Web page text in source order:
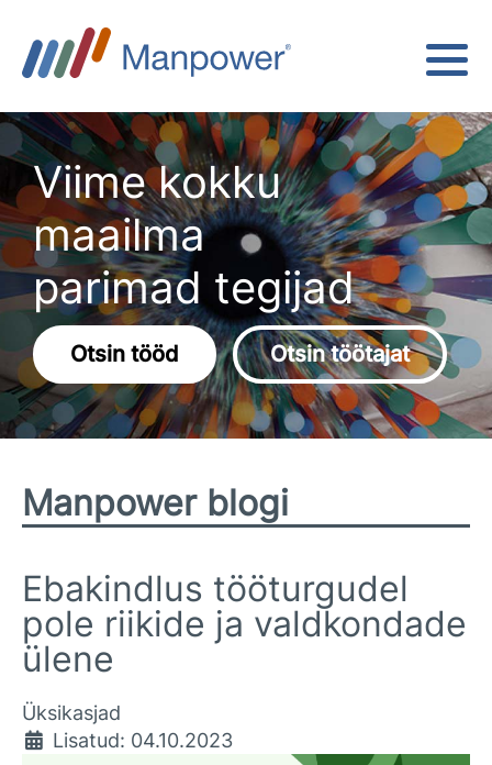
Viime kokku
maailma
parimad tegijad
Otsin tööd Otsin töötajat
Manpower blogi
Ebakindlus tööturgudel
pole riikide ja valdkondade
ülene
Üksikasjad
Lisatud: 04.10.2023